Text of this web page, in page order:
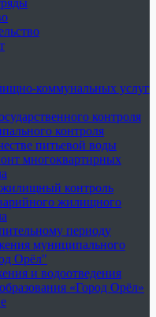
коммунальных услуг
контроля
контроля
питьевой воды
многоквартирных
контроль
жилищного
периоду
муниципального
Орёл"
и водоотведения
«Город Орёл»